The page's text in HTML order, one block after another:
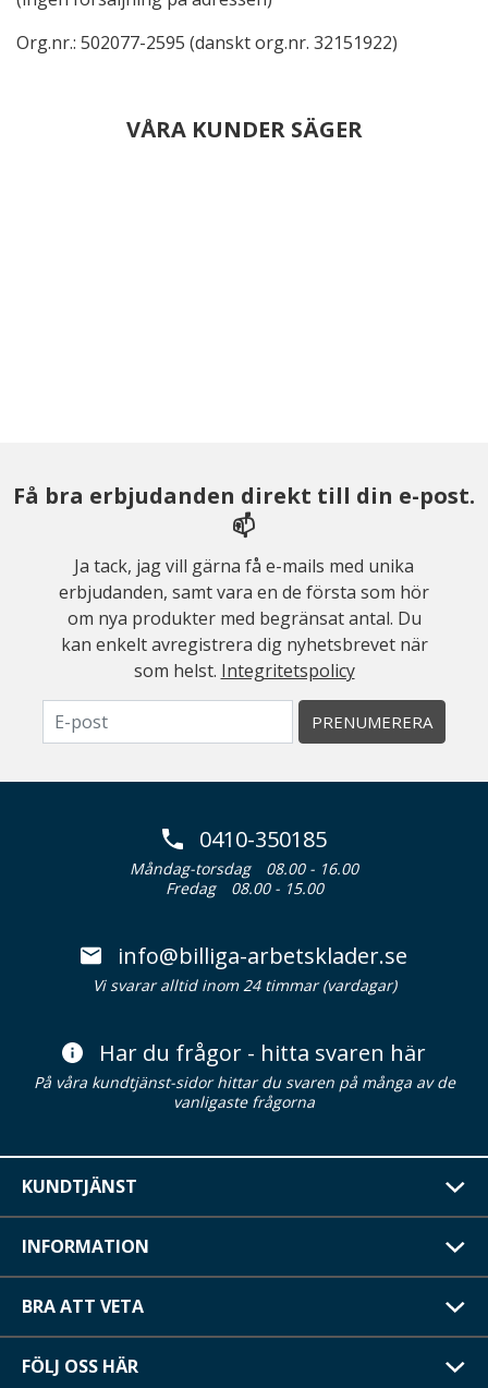
Org.nr.: 502077-2595 (danskt org.nr. 32151922)
VÅRA KUNDER SÄGER
Få bra erbjudanden direkt till din e-post.
📫
Ja tack, jag vill gärna få e-mails med unika
erbjudanden, samt vara en de första som hör
om nya produkter med begränsat antal. Du
kan enkelt avregistrera dig nyhetsbrevet när
som helst. Integritetspolicy
PRENUMERERA
0410-350185
Måndag-torsdag
08.00 - 16.00
Fredag
08.00 - 15.00
info@billiga-arbetsklader.se
Vi svarar alltid inom 24 timmar (vardagar)
Har du frågor - hitta svaren här
På våra kundtjänst-sidor hittar du svaren på många av de
vanligaste frågorna
KUNDTJÄNST
INFORMATION
BRA ATT VETA
FÖLJ OSS HÄR